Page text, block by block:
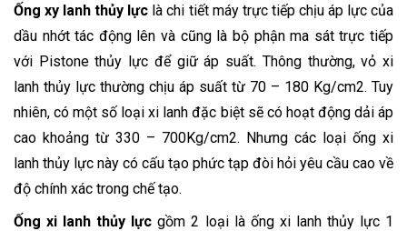
Ống xy lanh thủy lực là chi tiết máy trực tiếp chịu áp lực của
dầu nhớt tác động lên và cũng là bộ phận ma sát trực tiếp
với Pistone thủy lực để giữ áp suất. Thông thường, vỏ xi
lanh thủy lực thường chịu áp suất từ 70 – 180 Kg/cm2. Tuy
nhiên, có một số loại xi lanh đặc biệt sẽ có hoạt động dải áp
cao khoảng từ 330 – 700Kg/cm2. Nhưng các loại ống xi
lanh thủy lực này có cấu tạo phức tạp đòi hỏi yêu cầu cao về
độ chính xác trong chế tạo.
Ống xi lanh thủy lực gồm 2 loại là ống xi lanh thủy lực 1